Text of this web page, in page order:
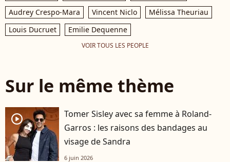
Audrey Crespo-Mara
Vincent Niclo
Mélissa Theuriau
Louis Ducruet
Emilie Dequenne
VOIR TOUS LES PEOPLE
Sur le même thème
player2
Tomer Sisley avec sa femme à Roland-
Garros : les raisons des bandages au
visage de Sandra
6 juin 2026